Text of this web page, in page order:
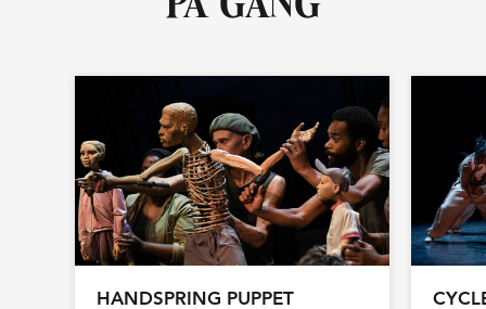
HANDSPRING PUPPET